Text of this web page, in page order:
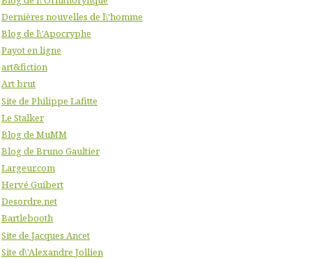
Dernières nouvelles de l\'homme
Blog de l\'Apocryphe
Payot en ligne
art&fiction
Art brut
Site de Philippe Lafitte
Le Stalker
Blog de MuMM
Blog de Bruno Gaultier
Largeur.com
Hervé Guibert
Desordre.net
Bartlebooth
Site de Jacques Ancet
Site d\'Alexandre Jollien